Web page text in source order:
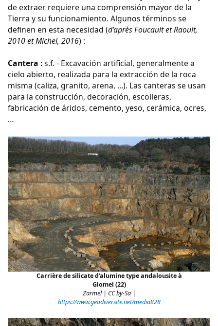
de extraer requiere una comprensión mayor de la
Tierra y su funcionamiento. Algunos términos se
definen en esta necesidad (d’après Foucault et Raoult,
2010 et Michel, 2016) :
Cantera :s.f. - Excavación artificial, generalmente a
cielo abierto, realizada para la extracción de la roca
misma (caliza, granito, arena, …). Las canteras se usan
para la construcción, decoración, escolleras,
fabricación de áridos, cemento, yeso, cerámica, ocres,
…
Carrière de silicate d’alumine type andalousite à
Glomel (22)
Zarmel | CC by-Sa |
https://www.geodiversite.net/media828